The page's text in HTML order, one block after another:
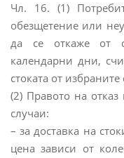
Чл. 16. (1)
обезщетение или
да се откаже от
календарни дни,
стоката от
(2) Правото на
случаи:
– за доставка на
цена зависи от